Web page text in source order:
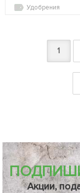
Удобрения
1
Акции,